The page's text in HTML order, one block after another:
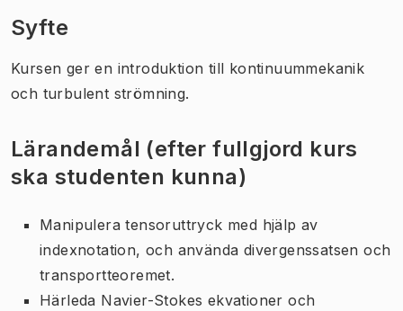
Syfte
Kursen ger en introduktion till kontinuummekanik
och turbulent strömning.
Lärandemål (efter fullgjord kurs
ska studenten kunna)
Manipulera tensoruttryck med hjälp av
indexnotation, och använda divergenssatsen och
transportteoremet.
Härleda Navier-Stokes ekvationer och